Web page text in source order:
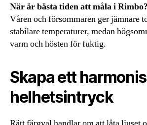
När är bästa tiden att måla i Rimbo?
Våren och försommaren ger jämnare
stabilare temperaturer, medan
varm och hösten för fuktig.
Skapa ett
helhetsintryck